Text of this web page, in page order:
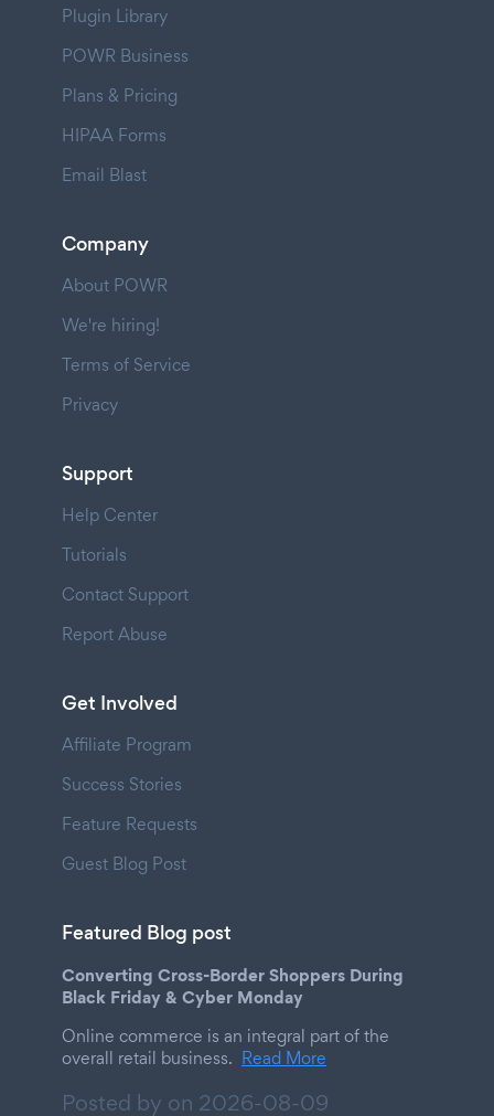
Plugin Library
POWR Business
Plans & Pricing
HIPAA Forms
Email Blast
Company
About POWR
We're hiring!
Terms of Service
Privacy
Support
Help Center
Tutorials
Contact Support
Report Abuse
Get Involved
Affiliate Program
Success Stories
Feature Requests
Guest Blog Post
Featured Blog post
Converting Cross-Border Shoppers During
Black Friday & Cyber Monday
Online commerce is an integral part of the
overall retail business. Read More
Posted by on 2026-08-09